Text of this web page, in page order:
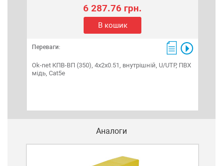
6 287.76 грн.
В кошик
Переваги:
Ok-net КПВ-ВП (350), 4x2x0.51, внутрішній, U/UTP, ПВХ
мідь, Cat5e
Аналоги